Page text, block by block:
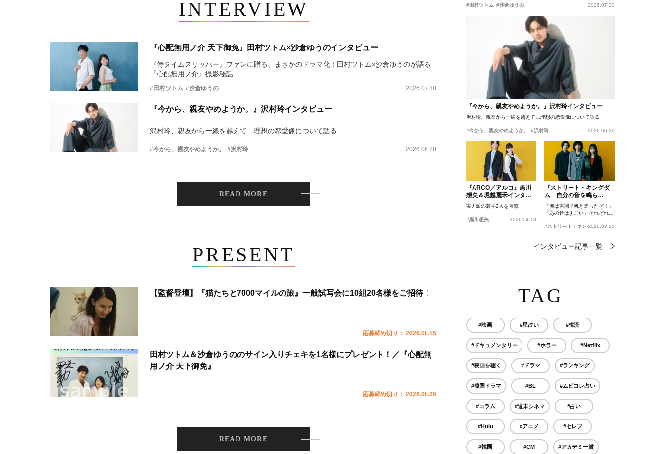
INTERVIEW
『心配無用ノ介 天下御免』田村ツトム×沙倉ゆうのインタビュー
『侍タイムスリッパー』ファンに贈る、まさかのドラマ化！田村ツトム×沙倉ゆうのが語る
『心配無用ノ介』撮影秘話
#田村ツトム #沙倉ゆうの 2026.07.30
『今から、親友やめようか。』沢村玲インタビュー
沢村玲、親友から一線を越えて…理想の恋愛像について語る
#今から、親友やめようか。 #沢村玲 2026.06.20
READ MORE
PRESENT
【監督登壇】『猫たちと7000マイルの旅』一般試写会に10組20名様をご招待！
応募締め切り： 2026.08.15
田村ツトム＆沙倉ゆうののサイン入りチェキを1名様にプレゼント！／『心配無
用ノ介 天下御免』
応募締め切り： 2026.08.20
READ MORE
#田村ツトム #沙倉ゆうの 2026.07.30
『今から、親友やめようか。』沢村玲インタビュー
沢村玲、親友から一線を越えて…理想の恋愛像について語る
#今から、親友やめようか。 #沢村玲 2026.06.20
『ARCO／アルコ』黒川
想矢＆堀越麗禾インタビ
ュー
実力派の若手2人を直撃
#黒川想矢 2026.04.18
『ストリート・キングダ
ム 自分の音を鳴ら
せ。』峯田和伸、若葉竜
也、吉岡里帆インタビュ
ー
「俺は吉岡里帆と走ったぞ！」
「あの音はすごい」それぞれの
#ストリート・キングダム 自分の音を鳴らせ。
2026.03.20
インタビュー記事一覧
TAG
#映画 #星占い #韓流
#ドキュメンタリー #ホラー #Netflix
#映画を聴く #ドラマ #ランキング
#韓国ドラマ #BL #ムビコレ占い
#コラム #週末シネマ #占い
#Hulu #アニメ #セレブ
#韓国 #CM #アカデミー賞